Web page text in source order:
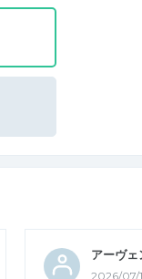
アーヴェ
2026/07/